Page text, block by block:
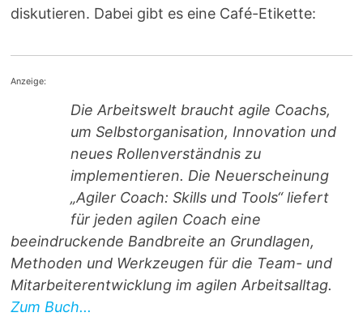
diskutieren. Dabei gibt es eine Café-Etikette:
Anzeige:
Die Arbeitswelt braucht agile Coachs,
um Selbstorganisation, Innovation und
neues Rollenverständnis zu
implementieren. Die Neuerscheinung
„Agiler Coach: Skills und Tools“ liefert
für jeden agilen Coach eine
beeindruckende Bandbreite an Grundlagen,
Methoden und Werkzeugen für die Team- und
Mitarbeiterentwicklung im agilen Arbeitsalltag.
Zum Buch...